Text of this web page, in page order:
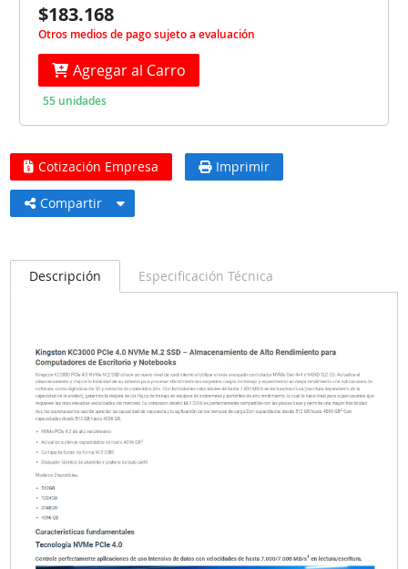
$183.168
Otros medios de pago sujeto a evaluación
Agregar al Carro
55 unidades
Cotización Empresa Imprimir
Compartir
Descripción Especificación Técnica